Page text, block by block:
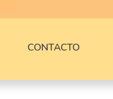
CONTACTO